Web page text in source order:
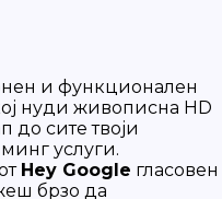
и функционален
нуди живописна HD
до сите твоји
услуги.
Hey Google гласовен
брзо да